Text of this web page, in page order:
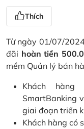
Thích
Từ ngày 01/07/
đãi hoàn tiền
mềm Quản lý bán
Khách
SmartBanking
giai đoạn triển
Khách hàng có